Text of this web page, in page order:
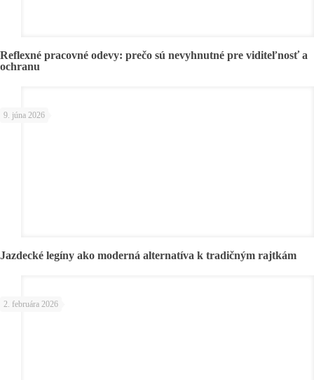
Reflexné pracovné odevy: prečo sú nevyhnutné pre viditeľnosť a
ochranu
9. júna 2026
Jazdecké legíny ako moderná alternatíva k tradičným rajtkám
2. februára 2026